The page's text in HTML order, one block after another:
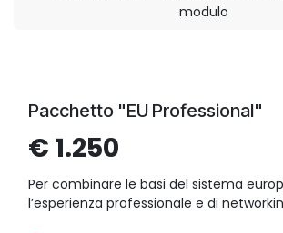
modulo
Pacchetto "EU Professional"
€ 1.250
Per combinare le basi del sistema
l’esperienza professionale e di